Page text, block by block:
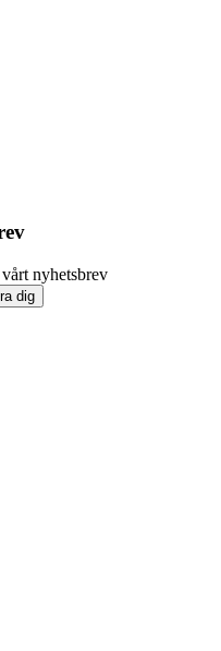
nyhetsbrev
dig